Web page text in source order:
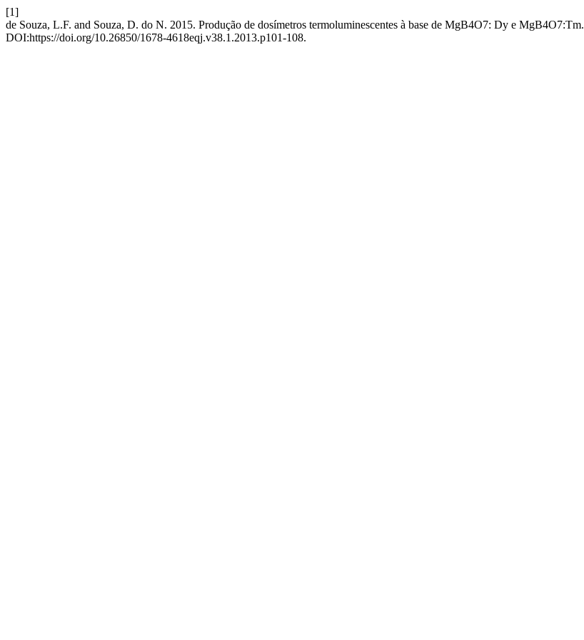
[1]
de Souza, L.F. and Souza, D. do N. 2015. Produção de dosímetros termoluminescentes à base de MgB4O7: Dy e MgB4O7:Tm.
DOI:https://doi.org/10.26850/1678-4618eqj.v38.1.2013.p101-108.